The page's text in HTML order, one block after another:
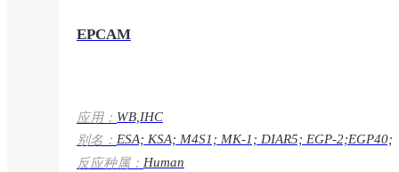
EPCAM
应用： WB,IHC
别名： ESA; KSA; M4S1; MK-1; DIAR5; EGP-2;EGP40;
KS1/4; MIC18; TROP1; TACSTD1; EPCAM
反应种属： Human